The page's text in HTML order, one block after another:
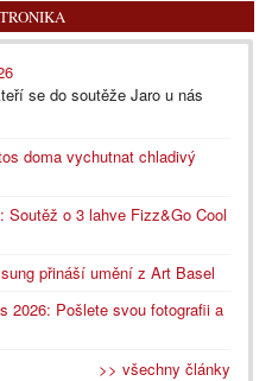
se do soutěže Jaro u nás
doma vychutnat chladivý
o 3 lahve Fizz&Go Cool
přináší umění z Art Basel
2026: Pošlete svou fotografii a
>> všechny články